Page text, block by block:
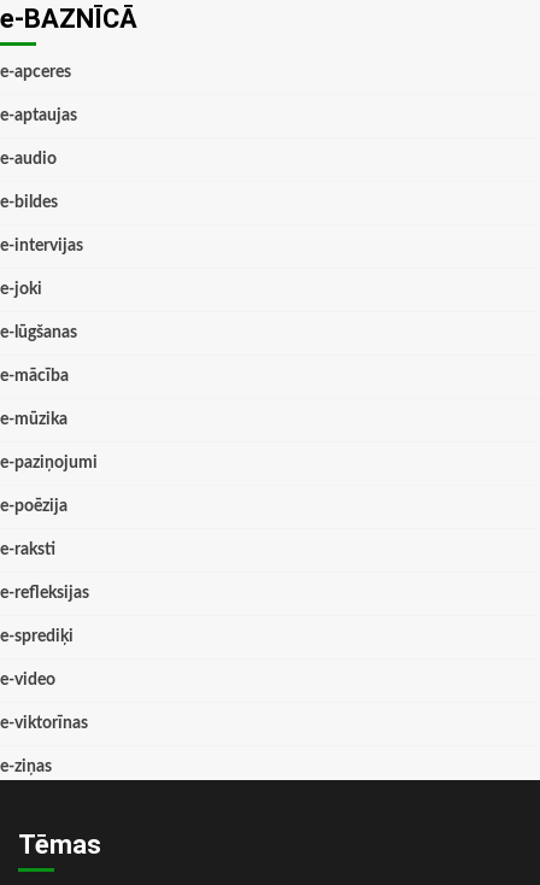
e-BAZNĪCĀ
e-apceres
e-aptaujas
e-audio
e-bildes
e-intervijas
e-joki
e-lūgšanas
e-mācība
e-mūzika
e-paziņojumi
e-poēzija
e-raksti
e-refleksijas
e-sprediķi
e-video
e-viktorīnas
e-ziņas
Tēmas